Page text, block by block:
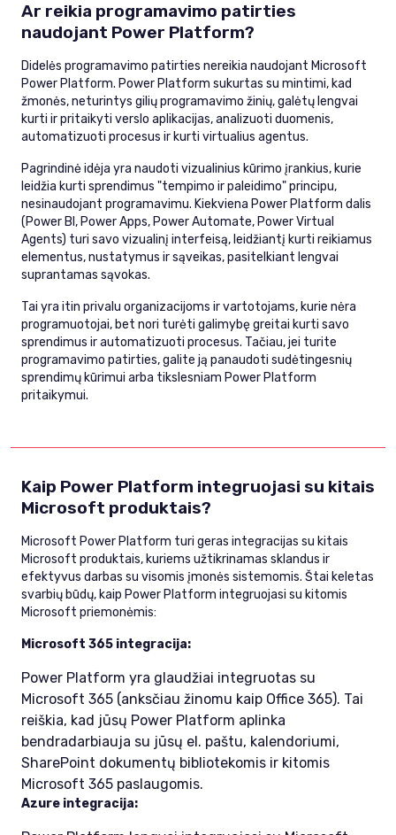
Ar reikia programavimo patirties
naudojant Power Platform?
Didelės programavimo patirties nereikia naudojant Microsoft
Power Platform. Power Platform sukurtas su mintimi, kad
žmonės, neturintys gilių programavimo žinių, galėtų lengvai
kurti ir pritaikyti verslo aplikacijas, analizuoti duomenis,
automatizuoti procesus ir kurti virtualius agentus.
Pagrindinė idėja yra naudoti vizualinius kūrimo įrankius, kurie
leidžia kurti sprendimus "tempimo ir paleidimo" principu,
nesinaudojant programavimu. Kiekviena Power Platform dalis
(Power BI, Power Apps, Power Automate, Power Virtual
Agents) turi savo vizualinį interfeisą, leidžiantį kurti reikiamus
elementus, nustatymus ir sąveikas, pasitelkiant lengvai
suprantamas sąvokas.
Tai yra itin privalu organizacijoms ir vartotojams, kurie nėra
programuotojai, bet nori turėti galimybę greitai kurti savo
sprendimus ir automatizuoti procesus. Tačiau, jei turite
programavimo patirties, galite ją panaudoti sudėtingesnių
sprendimų kūrimui arba tikslesniam Power Platform
pritaikymui.
Kaip Power Platform integruojasi su kitais
Microsoft produktais?
Microsoft Power Platform turi geras integracijas su kitais
Microsoft produktais, kuriems užtikrinamas sklandus ir
efektyvus darbas su visomis įmonės sistemomis. Štai keletas
svarbių būdų, kaip Power Platform integruojasi su kitomis
Microsoft priemonėmis:
Microsoft 365 integracija:
Power Platform yra glaudžiai integruotas su
Microsoft 365 (anksčiau žinomu kaip Office 365). Tai
reiškia, kad jūsų Power Platform aplinka
bendradarbiauja su jūsų el. paštu, kalendoriumi,
SharePoint dokumentų bibliotekomis ir kitomis
Microsoft 365 paslaugomis.
Azure integracija: